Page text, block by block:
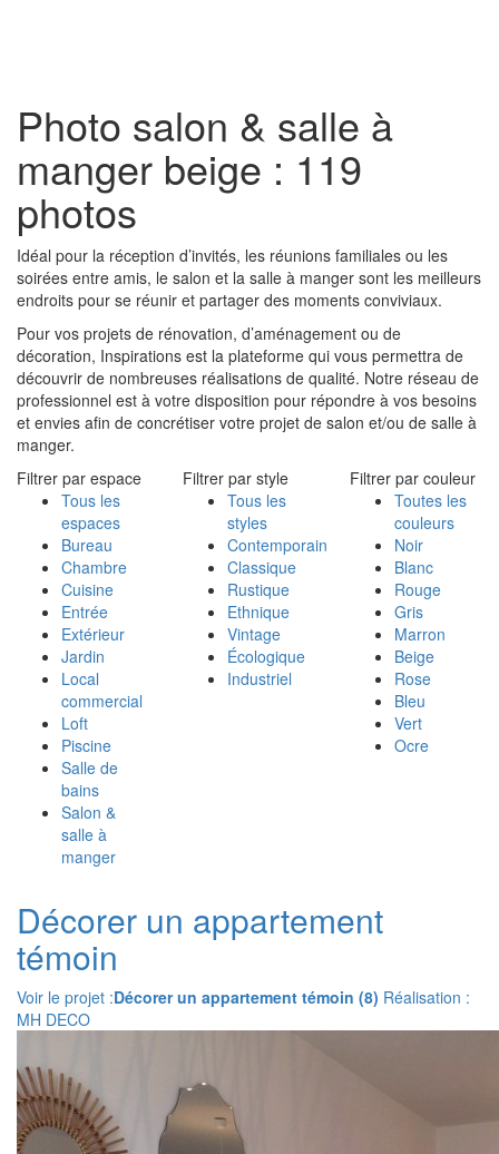
Photo salon & salle à
manger beige : 119
photos
Idéal pour la réception d’invités, les réunions familiales ou les
soirées entre amis, le salon et la salle à manger sont les meilleurs
endroits pour se réunir et partager des moments conviviaux.
Pour vos projets de rénovation, d’aménagement ou de
décoration, Inspirations est la plateforme qui vous permettra de
découvrir de nombreuses réalisations de qualité. Notre réseau de
professionnel est à votre disposition pour répondre à vos besoins
et envies afin de concrétiser votre projet de salon et/ou de salle à
manger.
Filtrer par espace
Tous les
espaces
Bureau
Chambre
Cuisine
Entrée
Extérieur
Jardin
Local
commercial
Loft
Piscine
Salle de
bains
Salon &
salle à
manger
Filtrer par style
Tous les
styles
Contemporain
Classique
Rustique
Ethnique
Vintage
Écologique
Industriel
Filtrer par couleur
Toutes les
couleurs
Noir
Blanc
Rouge
Gris
Marron
Beige
Rose
Bleu
Vert
Ocre
Décorer un appartement
témoin
Voir le projet :Décorer un appartement témoin (8) Réalisation :
MH DECO